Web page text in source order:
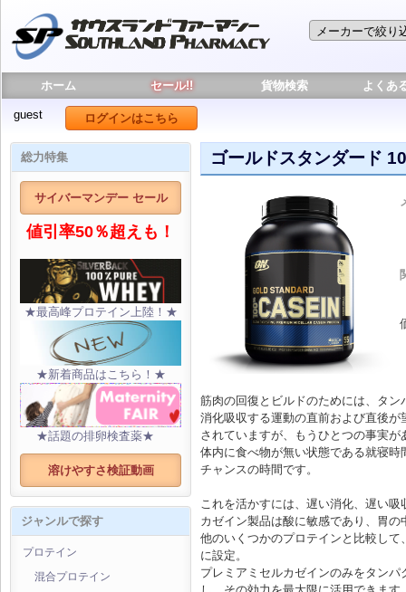
ホーム セール!! 貨物検索 よくあ
guest ログインはこちら
総力特集
サイバーマンデー セール
値引率50％超えも！
★最高峰プロテイン上陸！★
★新着商品はこちら！★
★話題の排卵検査薬★
溶けやすさ検証動画
ジャンルで探す
プロテイン
混合プロテイン
ゴールドスタンダード
筋肉の回復とビルドのためには、タン
消化吸収する運動の直前および直後が
されていますが、もうひとつの事実が
体内に食べ物が無い状態である就寝時
チャンスの時間です。
これを活かすには、遅い消化、遅い吸
カゼイン製品は酸に敏感であり、胃
他のいくつかのプロテインと比較し
に設定。
プレミアミセルカゼインのみをタン